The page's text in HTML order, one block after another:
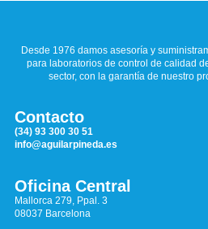
Desde 1976 damos asesoría y
para laboratorios de control de calidad
sector, con la garantía de nuestro
Contacto
(34) 93 300 30 51
info@aguilarpineda.es
Oficina Central
Mallorca 279, Ppal. 3
08037 Barcelona